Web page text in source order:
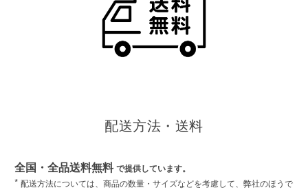
配送方法・送料
全国・全品送料無料 で提供しています。
* 配送方法については、商品の数量・サイズなどを考慮して、弊社のほうで